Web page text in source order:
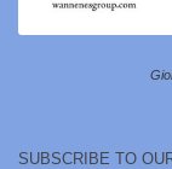
SUBSCRIBE TO